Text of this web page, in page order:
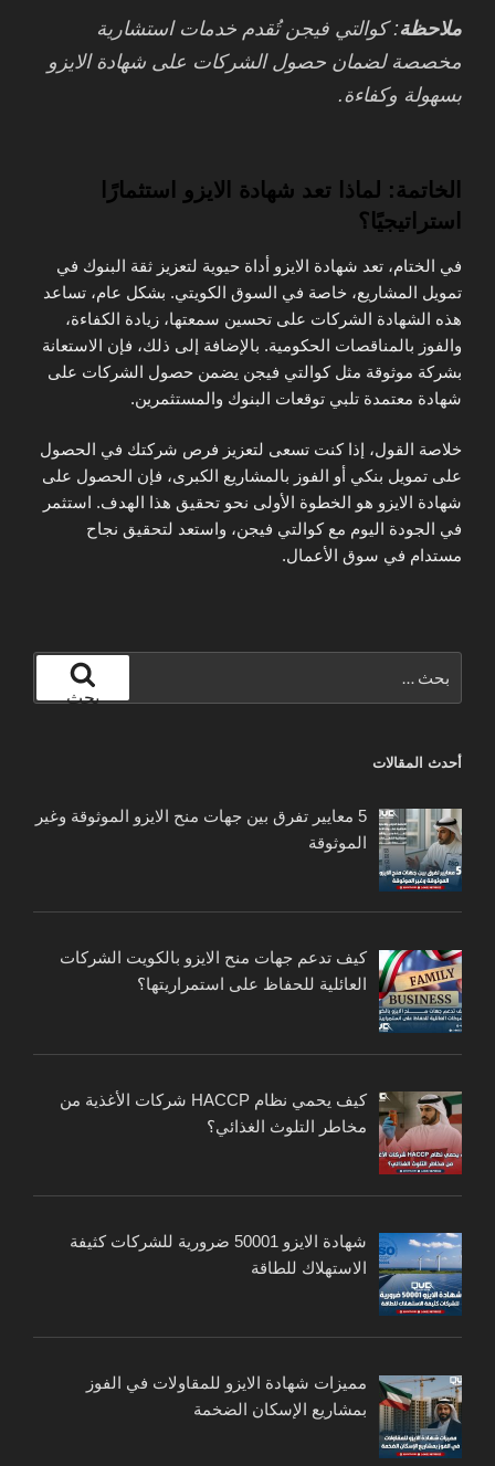
ملاحظة: كوالتي فيجن تُقدم خدمات استشارية
مخصصة لضمان حصول الشركات على شهادة الايزو
بسهولة وكفاءة.
الخاتمة: لماذا تعد شهادة الايزو استثمارًا
استراتيجيًا؟
في الختام، تعد شهادة الايزو أداة حيوية لتعزيز ثقة البنوك في
تمويل المشاريع، خاصة في السوق الكويتي. بشكل عام، تساعد
هذه الشهادة الشركات على تحسين سمعتها، زيادة الكفاءة،
والفوز بالمناقصات الحكومية. بالإضافة إلى ذلك، فإن الاستعانة
بشركة موثوقة مثل كوالتي فيجن يضمن حصول الشركات على
شهادة معتمدة تلبي توقعات البنوك والمستثمرين.
خلاصة القول، إذا كنت تسعى لتعزيز فرص شركتك في الحصول
على تمويل بنكي أو الفوز بالمشاريع الكبرى، فإن الحصول على
شهادة الايزو هو الخطوة الأولى نحو تحقيق هذا الهدف. استثمر
في الجودة اليوم مع كوالتي فيجن، واستعد لتحقيق نجاح
مستدام في سوق الأعمال.
عن:
بحث
أحدث المقالات
5 معايير تفرق بين جهات منح الايزو الموثوقة وغير
الموثوقة
كيف تدعم جهات منح الايزو بالكويت الشركات
العائلية للحفاظ على استمراريتها؟
كيف يحمي نظام HACCP شركات الأغذية من
مخاطر التلوث الغذائي؟
شهادة الايزو 50001 ضرورية للشركات كثيفة
الاستهلاك للطاقة
مميزات شهادة الايزو للمقاولات في الفوز
بمشاريع الإسكان الضخمة